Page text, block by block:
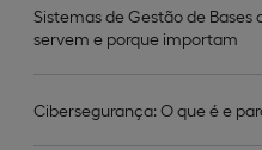
Sistemas de Gestão de Bases
servem e porque importam
Cibersegurança: O que é e